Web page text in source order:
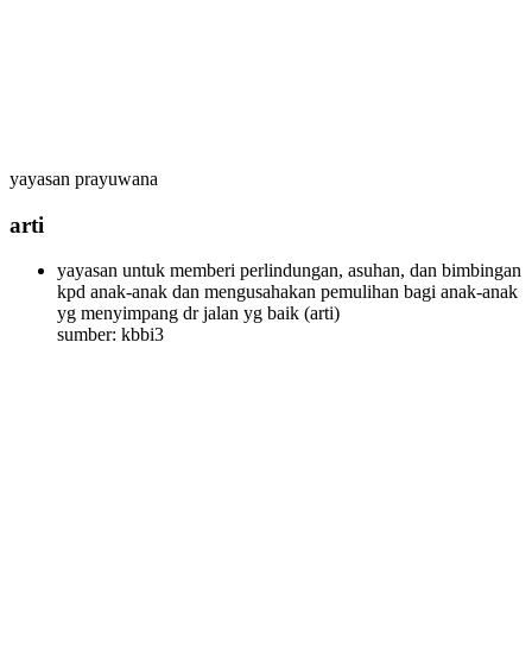
yayasan prayuwana
arti
yayasan untuk memberi perlindungan, asuhan, dan bimbingan
kpd anak-anak dan mengusahakan pemulihan bagi anak-anak
yg menyimpang dr jalan yg baik (arti)
sumber: kbbi3